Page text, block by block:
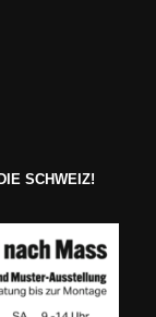
SCHWEIZ!